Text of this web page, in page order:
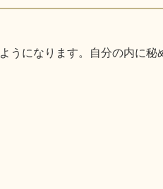
うになります。自分の内に秘